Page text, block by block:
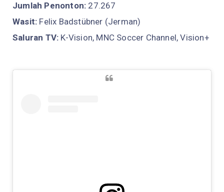
Jumlah Penonton: 27.267
Wasit: Felix Badstübner (Jerman)
Saluran TV: K-Vision, MNC Soccer Channel, Vision+